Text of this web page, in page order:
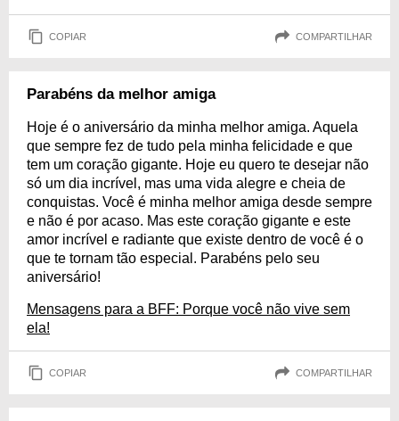
COPIAR COMPARTILHAR
Parabéns da melhor amiga
Hoje é o aniversário da minha melhor amiga. Aquela
que sempre fez de tudo pela minha felicidade e que
tem um coração gigante. Hoje eu quero te desejar não
só um dia incrível, mas uma vida alegre e cheia de
conquistas. Você é minha melhor amiga desde sempre
e não é por acaso. Mas este coração gigante e este
amor incrível e radiante que existe dentro de você é o
que te tornam tão especial. Parabéns pelo seu
aniversário!
Mensagens para a BFF: Porque você não vive sem
ela!
COPIAR COMPARTILHAR